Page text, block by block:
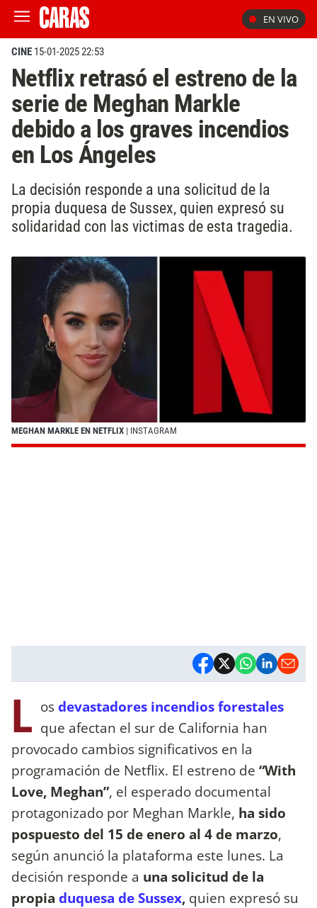
EN VIVO
CINE 15-01-2025 22:53
Netflix retrasó el estreno de la
serie de Meghan Markle
debido a los graves incendios
en Los Ángeles
La decisión responde a una solicitud de la
propia duquesa de Sussex, quien expresó su
solidaridad con las victimas de esta tragedia.
MEGHAN MARKLE EN NETFLIX | INSTAGRAM
L osdevastadores incendios forestales
que afectan el sur de California han
provocado cambios significativos en la
programación de Netflix. El estreno de “With
Love, Meghan”, el esperado documental
protagonizado por Meghan Markle, ha sido
pospuesto del 15 de enero al 4 de marzo,
según anunció la plataforma este lunes. La
decisión responde a una solicitud de la
propia duquesa de Sussex, quien expresó su